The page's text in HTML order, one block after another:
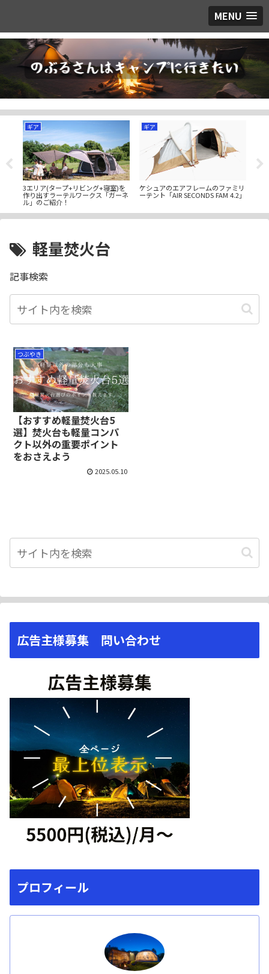
MENU
ギア
3エリア(タープ+リビング+寝室)を
作り出すラーテルワークス「ガーネ
ル」のご紹介！
ギア
ケシュアのエアフレームのファミリ
ーテント「AIR SECONDS FAM 4.2」
軽量焚火台
記事検索
つぶやき
【おすすめ軽量焚火台5
選】焚火台も軽量コンパ
クト以外の重要ポイント
をおさえよう
2025.05.10
広告主様募集 問い合わせ
プロフィール